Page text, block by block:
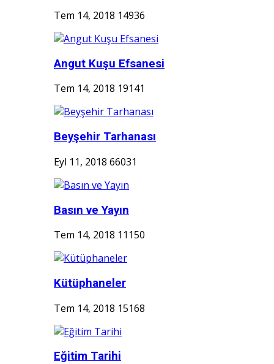
Tem 14, 2018 14936
Angut Kuşu Efsanesi
Tem 14, 2018 19141
Beyşehir Tarhanası
Eyl 11, 2018 66031
Basın ve Yayın
Tem 14, 2018 11150
Kütüphaneler
Tem 14, 2018 15168
Eğitim Tarihi